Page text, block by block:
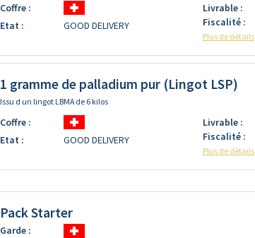
Coffre :
Etat :
GOOD DELIVERY
Livrable :
Fiscalité :
Plus de détails
1 gramme de palladium pur (Lingot LSP)
Issu d un lingot LBMA de 6 kilos
Coffre :
Etat :
GOOD DELIVERY
Livrable :
Fiscalité :
Plus de détails
Pack Starter
Garde :